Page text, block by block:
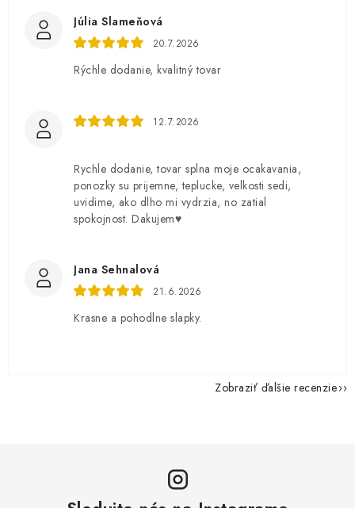
Júlia Slameňová
20.7.2026
Rýchle dodanie, kvalitný tovar
12.7.2026
Rychle dodanie, tovar splna moje ocakavania,
ponozky su prijemne, teplucke, velkosti sedi,
uvidime, ako dlho mi vydrzia, no zatial
spokojnost. Dakujem♥️
Jana Sehnalová
21.6.2026
Krasne a pohodlne slapky.
Zobraziť ďalšie recenzie